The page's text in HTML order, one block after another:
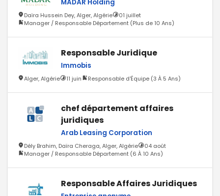
MADAR Holding
Daïra Hussein Dey, Alger, Algérie
01 juillet
Manager / Responsable Département (Plus de 10 Ans)
Responsable Juridique
Immobis
Alger, Algérie 11 juin Responsable d'Équipe (3 À 5 Ans)
chef département affaires
juridiques
Arab Leasing Corporation
Dély Brahim, Daïra Cheraga, Alger, Algérie
04 août
Manager / Responsable Département (6 À 10 Ans)
Responsable Affaires Juridiques